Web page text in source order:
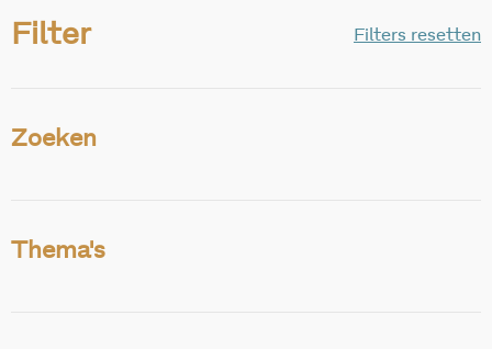
Filter Filters resetten
Zoeken
Thema's